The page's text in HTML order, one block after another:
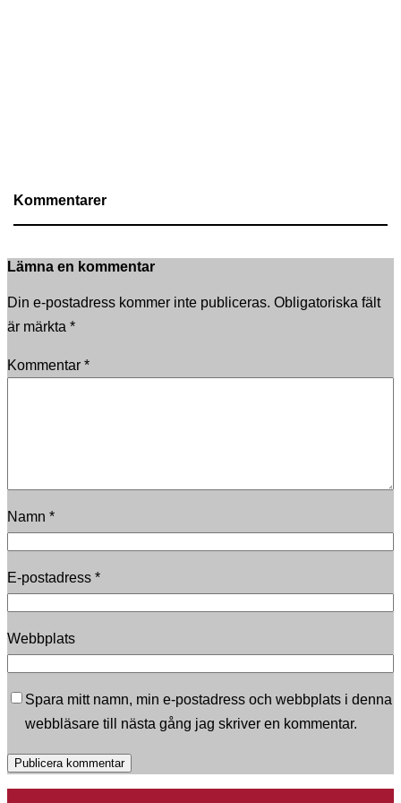
Kommentarer
Lämna en kommentar
Din e-postadress kommer inte publiceras. Obligatoriska fält
är märkta *
Kommentar *
Namn *
E-postadress *
Webbplats
Spara mitt namn, min e-postadress och webbplats i denna
webbläsare till nästa gång jag skriver en kommentar.